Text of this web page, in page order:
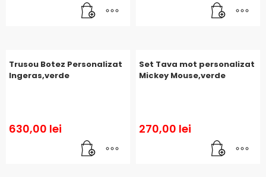
Trusou Botez Personalizat
Ingeras,verde
630,00 lei
Set Tava mot personalizat
Mickey Mouse,verde
270,00 lei